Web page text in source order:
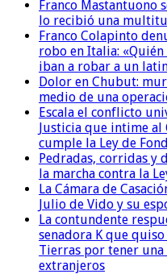
Franco Mastantuono
lo recibió una
Franco Colapinto
robo en Italia:
iban a robar a un
Dolor en Chubut:
medio de una
Escala el conflicto
Justicia que intime
cumple la Ley de
Pedradas, corridas y
la marcha contra la
La Cámara de
Julio de Vido y su
La contundente
senadora K que
Tierras por tener una
extranjeros